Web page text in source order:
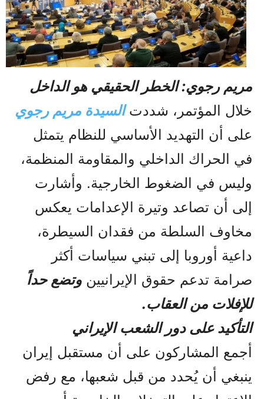
مريم رجوي: الخطر الحقيقي هو الداخل
خلال المؤتمر، شددتالسیدة مریم رجوي
على أن التهديد الأساسي للنظام يتمثل
في الحراك الداخلي والمقاومة المنظمة،
وليس في الضغوط الخارجية. وأشارت
إلى أن تصاعد وتيرة الإعدامات يعكس
مخاوف السلطة من فقدان السيطرة،
داعية أوروبا إلى تبني سياسات أكثر
صرامة تدعم حقوق الإيرانيين وتضع حداً
للإفلات من العقاب.
التأكيد على دور الشعب الإيراني
أجمع المشاركون على أن مستقبل إيران
ينبغي أن يُحدد من قبل شعبها، مع رفض